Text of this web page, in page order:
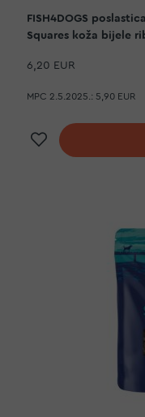
FISH4DOGS
Squares koža bijele
6,20 EUR
MPC 2.5.2025.: 5,90 EUR
Dodaj na